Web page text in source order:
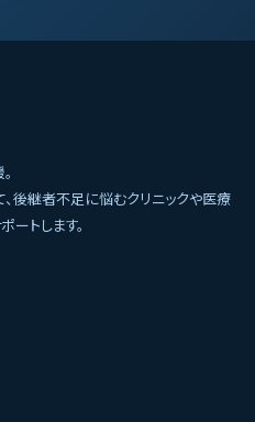
後継者不足に悩むクリニックや医療
トします。